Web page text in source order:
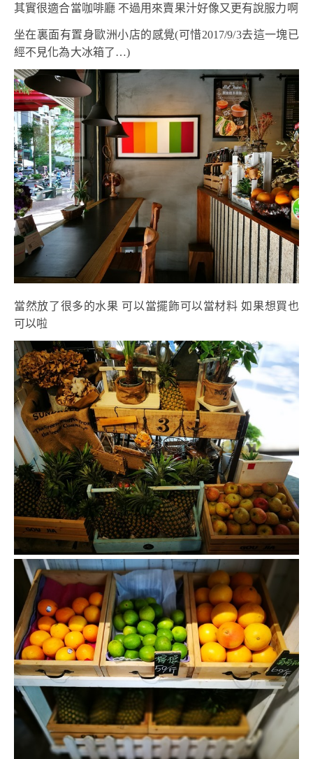
其實很適合當咖啡廳 不過用來賣果汁好像又更有說服力啊
坐在裏面有置身歐洲小店的感覺(可惜2017/9/3去這一塊已
經不見化為大冰箱了…)
當然放了很多的水果 可以當擺飾可以當材料 如果想買也
可以啦